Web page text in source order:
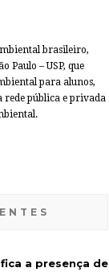
brasileiro,
Paulo – USP, que
para alunos,
rede pública e privada
a presença de